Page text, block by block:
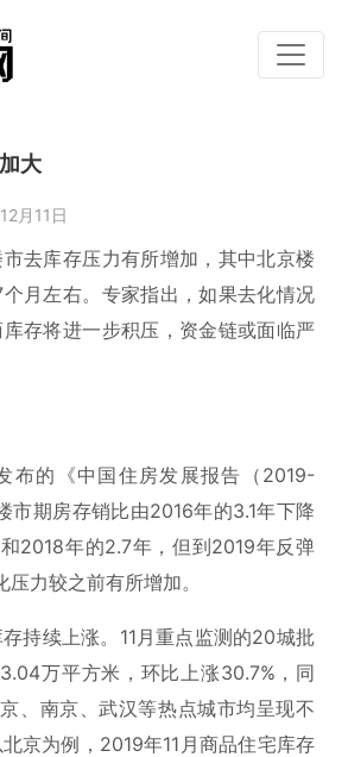
大
月11日
去库存压力有所增加，其中北京楼
月左右。专家指出，如果去化情况
存将进一步积压，资金链或面临严
布的《中国住房发展报告（2019-
市期房存销比由2016年的3.1年下降
2018年的2.7年，但到2019年反弹
力较之前有所增加。
持续上涨。11月重点监测的20城批
万平方米，环比上涨30.7%，同
、南京、武汉等热点城市均呈现不
京为例，2019年11月商品住宅库存